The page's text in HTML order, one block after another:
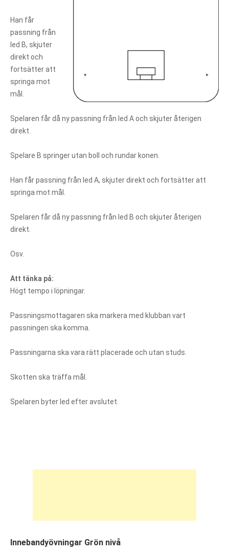
Han får
passning från
led B, skjuter
direkt och
fortsätter att
springa mot
mål.
Spelaren får då ny passning från led A och skjuter återigen
direkt.
Spelare B springer utan boll och rundar konen.
Han får passning från led A, skjuter direkt och fortsätter att
springa mot mål.
Spelaren får då ny passning från led B och skjuter återigen
direkt.
Osv.
Att tänka på:
Högt tempo i löpningar.
Passningsmottagaren ska markera med klubban vart
passningen ska komma.
Passningarna ska vara rätt placerade och utan studs.
Skotten ska träffa mål.
Spelaren byter led efter avslutet.
Innebandyövningar Grön nivå